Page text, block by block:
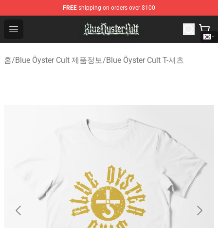
FREE shipping on orders over $100
Open menu
Blue Öyster Cult Store - Official Blue Öyster Cult
홈/Blue Öyster Cult 제품정보/Blue Öyster Cult T-셔츠